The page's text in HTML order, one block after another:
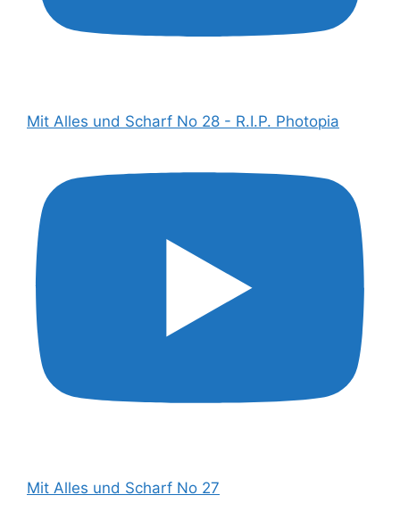
Mit Alles und Scharf No 28 - R.I.P. Photopia
Mit Alles und Scharf No 27